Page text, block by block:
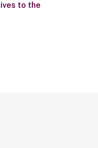
to the